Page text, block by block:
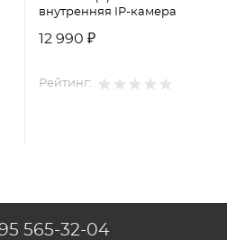
внутренняя IP-камера
12 990 ₽
Рейтинг:
565-32-04